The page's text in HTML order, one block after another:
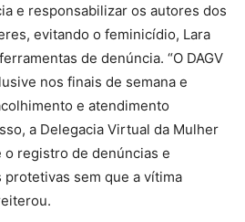
e responsabilizar os autores dos
evitando o feminicídio, Lara
de denúncia. “O DAGV
nos finais de semana e
e atendimento
a Delegacia Virtual da Mulher
registro de denúncias e
sem que a vítima